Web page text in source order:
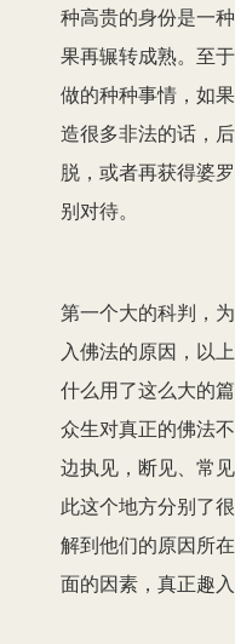
种高贵的身份是一
果再辗转成熟。至
做的种种事情，如
造很多非法的话，
脱，或者再获得婆
别对待。
第一个大的科判，
入佛法的原因，以
什么用了这么大的
众生对真正的佛法
边执见，断见、常
此这个地方分别了
解到他们的原因所
面的因素，真正趣入